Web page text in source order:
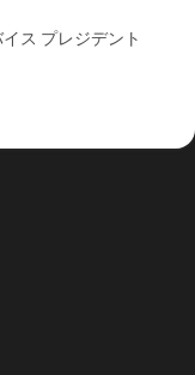
ス プレジデント